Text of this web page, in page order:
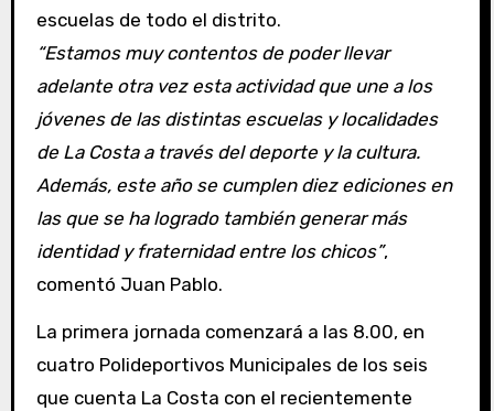
escuelas de todo el distrito.
“Estamos muy contentos de poder llevar
adelante otra vez esta actividad que une a los
jóvenes de las distintas escuelas y localidades
de La Costa a través del deporte y la cultura.
Además, este año se cumplen diez ediciones en
las que se ha logrado también generar más
identidad y fraternidad entre los chicos”,
comentó Juan Pablo.
La primera jornada comenzará a las 8.00, en
cuatro Polideportivos Municipales de los seis
que cuenta La Costa con el recientemente